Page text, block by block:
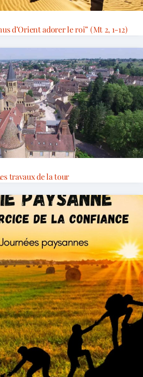
d’Orient adorer le roi” (Mt 2, 1-12)
travaux de la tour